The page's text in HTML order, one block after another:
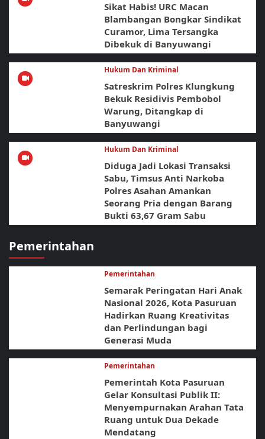
Sikat Habis! URC Macan
Blambangan Bongkar Sindikat
Curamor, Lima Tersangka
Dibekuk di Banyuwangi
Hukum Dan Kriminal
Satreskrim Polres Klungkung
Bekuk Residivis Pembobol
Warung, Ditangkap di
Banyuwangi
Hukum Dan Kriminal
Diduga Jadi Lokasi Transaksi
Sabu, Timsus Anti Narkoba
Polres Asahan Amankan
Seorang Pria dengan Barang
Bukti 63,67 Gram Sabu
Pemerintahan
Pemerintahan
Semarak Peringatan Hari Anak
Nasional 2026, Kota Pasuruan
Hadirkan Ruang Kreativitas
dan Perlindungan bagi
Generasi Muda
Pemerintahan
Pemerintah Kota Pasuruan
Gelar Konsultasi Publik II:
Menyempurnakan Arahan Tata
Ruang untuk Dua Dekade
Mendatang